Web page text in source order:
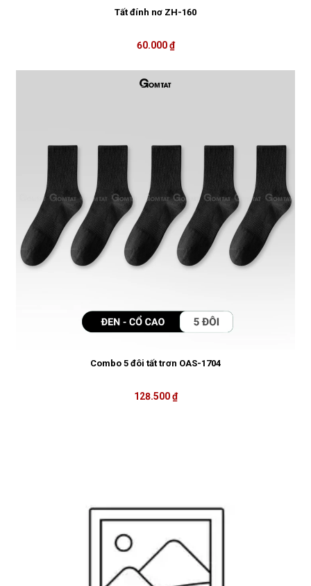
Tất đính nơ ZH-160
60.000 ₫
Combo 5 đôi tất trơn OAS-1704
128.500 ₫